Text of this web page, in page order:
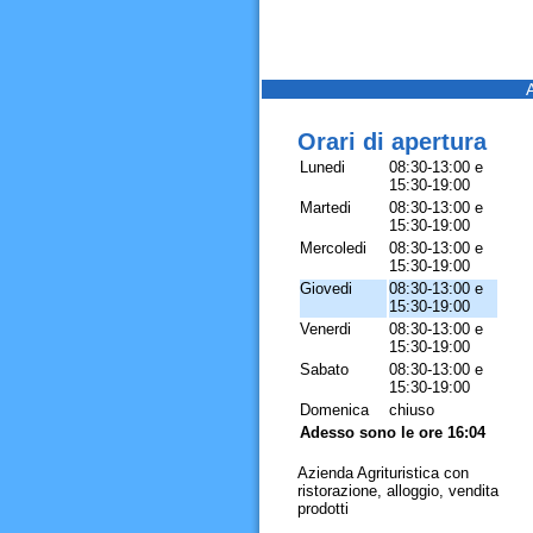
Orari di apertura
Lunedi
08:30-13:00 e
15:30-19:00
Martedi
08:30-13:00 e
15:30-19:00
Mercoledi
08:30-13:00 e
15:30-19:00
Giovedi
08:30-13:00 e
15:30-19:00
Venerdi
08:30-13:00 e
15:30-19:00
Sabato
08:30-13:00 e
15:30-19:00
Domenica
chiuso
Adesso sono le ore 16:04
Azienda Agrituristica con
ristorazione, alloggio, vendita
prodotti